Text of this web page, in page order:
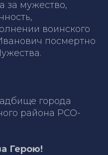
за мужество,
воинского
посмертно
города
района РСО-
Герою!